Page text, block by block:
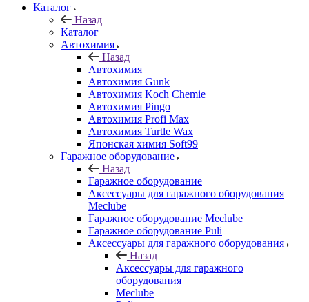
Каталог
Назад
Каталог
Автохимия
Назад
Автохимия
Автохимия Gunk
Автохимия Koch Chemie
Автохимия Pingo
Автохимия Profi Max
Автохимия Turtle Wax
Японская химия Soft99
Гаражное оборудование
Назад
Гаражное оборудование
Аксессуары для гаражного оборудования
Meclube
Гаражное оборудование Meclube
Гаражное оборудование Puli
Аксессуары для гаражного оборудования
Назад
Аксессуары для гаражного
оборудования
Meclube